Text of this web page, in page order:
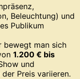
Beleuchtung) und
Publikum
bewegt man sich
1.200 € bis
und
Preis variieren.